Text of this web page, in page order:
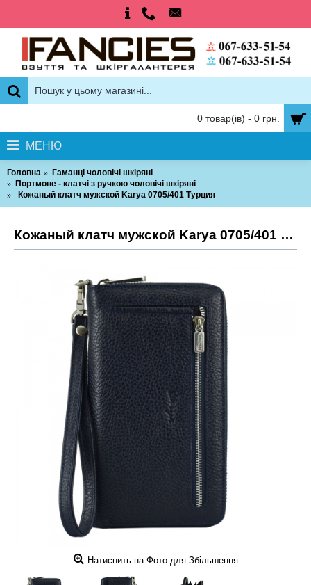
0 товар(ів) - 0 грн.
МЕНЮ
Головна
Гаманці чоловічі шкіряні
Портмоне - клатчі з ручкою чоловічі шкіряні
Кожаный клатч мужской Karya 0705/401 Турция
Кожаный клатч мужской Karya 0705/401 Турция
Натиснить на Фото для Збільшення